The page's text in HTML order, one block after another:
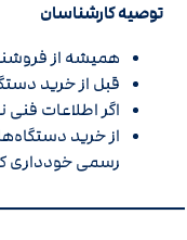
توصیه کارشناسان
همیشه از
قبل از خرید
اگر اطلاعات
از خرید
رسمی خودداری